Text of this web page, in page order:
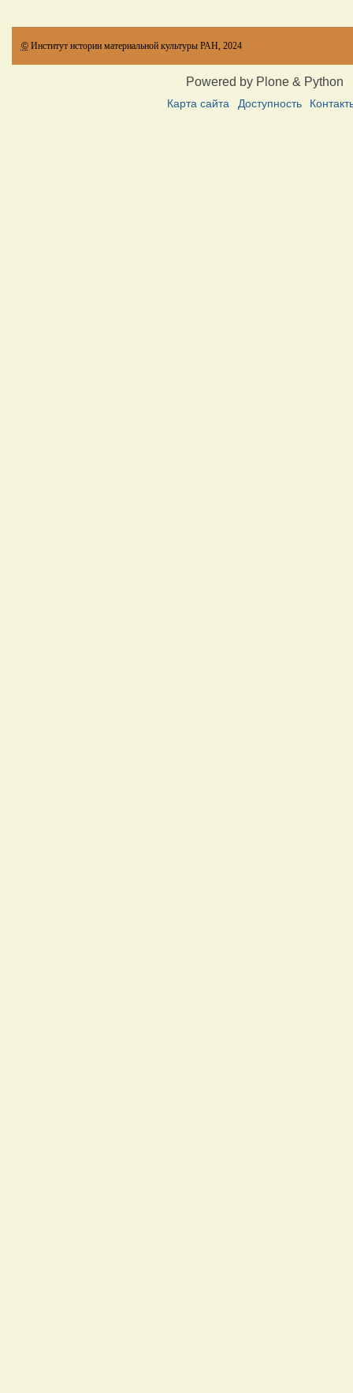
© Институт истории материальной культуры РАН, 2024
Powered by Plone & Python
Карта сайта Доступность